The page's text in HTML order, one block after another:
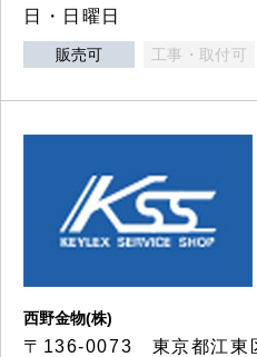
日・日曜日
販売可 工事・取付可
西野金物(株)
〒136-0073 東京都江東